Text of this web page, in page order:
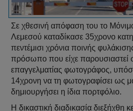
Σε χθεσινή απόφαση του το
Λεμεσού καταδίκασε 35χρονο
πεντέμισι χρόνια ποινής
πρόσωπο που είχε παρουσιαστεί
επαγγελματίας φωτογράφος,
14χρονη να τη φωτογραφίσει ως
δημιουργήσει η ίδια πορτφόλιο.
Η δικαστική διαδικασία διεξήχθη